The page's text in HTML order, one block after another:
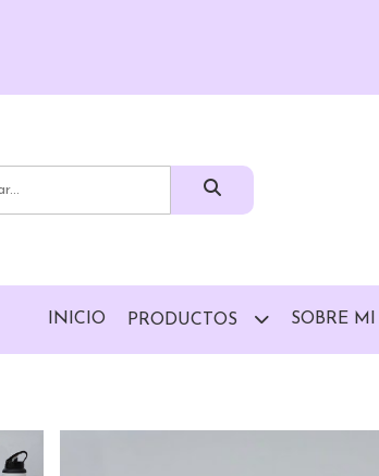
INICIO PRODUCTOS SOBRE MI